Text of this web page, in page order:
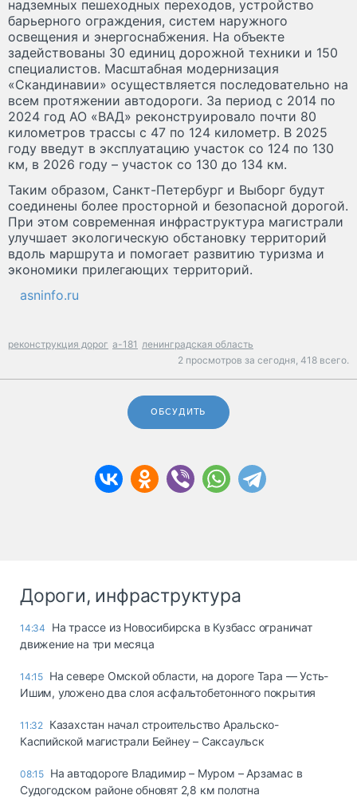
надземных пешеходных переходов, устройство
барьерного ограждения, систем наружного
освещения и энергоснабжения. На объекте
задействованы 30 единиц дорожной техники и 150
специалистов. Масштабная модернизация
«Скандинавии» осуществляется последовательно на
всем протяжении автодороги. За период с 2014 по
2024 год АО «ВАД» реконструировало почти 80
километров трассы с 47 по 124 километр. В 2025
году введут в эксплуатацию участок со 124 по 130
км, в 2026 году – участок со 130 до 134 км.
Таким образом, Санкт-Петербург и Выборг будут
соединены более просторной и безопасной дорогой.
При этом современная инфраструктура магистрали
улучшает экологическую обстановку территорий
вдоль маршрута и помогает развитию туризма и
экономики прилегающих территорий.
asninfo.ru
реконструкция дорог а-181 ленинградская область
2 просмотров за сегодня, 418 всего.
ОБСУДИТЬ
Дороги, инфраструктура
14:34
На трассе из Новосибирска в Кузбасс ограничат
движение на три месяца
14:15 На севере Омской области, на дороге Тара — Усть-
Ишим, уложено два слоя асфальтобетонного покрытия
11:32 Казахстан начал строительство Аральско-
Каспийской магистрали Бейнеу – Саксаульск
08:15 На автодороге Владимир – Муром – Арзамас в
Судогодском районе обновят 2,8 км полотна